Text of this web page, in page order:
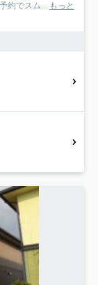
約でスム... もっと